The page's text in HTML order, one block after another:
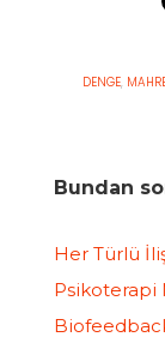
DENGE,
Bundan
Her Türlü
Psikoterapi